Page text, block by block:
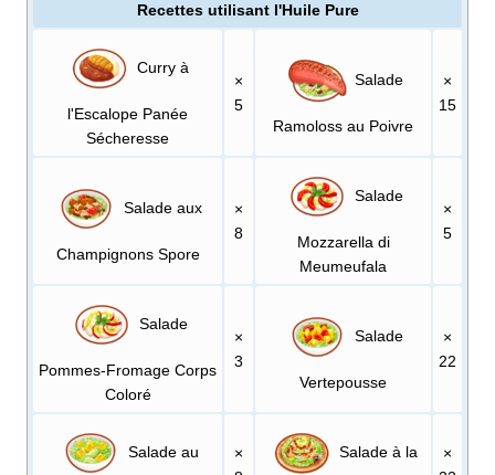
Recettes utilisant l'Huile Pure
Curry à
l'Escalope Panée
Sécheresse
×
5
Salade
Ramoloss au Poivre
×
15
Salade aux
Champignons Spore
×
8
Salade
Mozzarella di
Meumeufala
×
5
Salade
Pommes-Fromage Corps
Coloré
×
3
Salade
Vertepousse
×
22
Salade au
×
Salade à la
×